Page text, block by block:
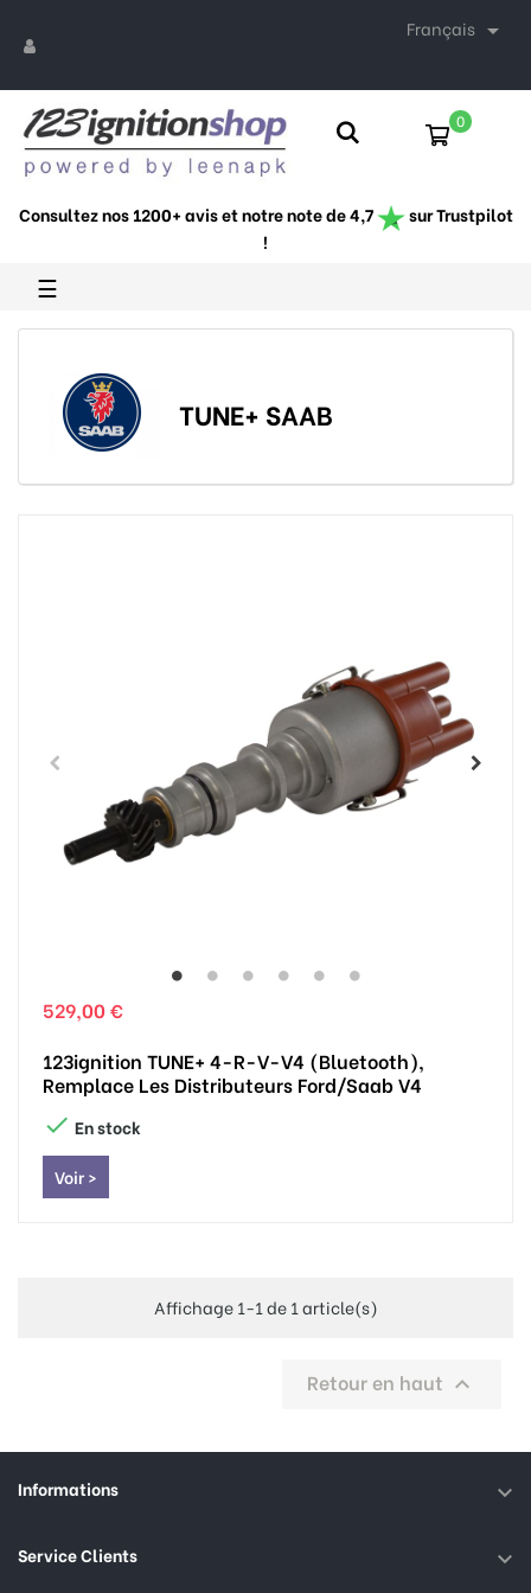
Français 
0
Consultez nos 1200+ avis et notre note de 4,7
sur Trustpilot
!
Basculer
la
navigation
☰
TUNE+ SAAB
529,00 €
123ignition TUNE+ 4-R-V-V4 (Bluetooth),
Remplace Les Distributeurs Ford/Saab V4
 En stock
Voir >
Affichage 1-1 de 1 article(s)
Retour en haut 
Informations 
Service Clients 